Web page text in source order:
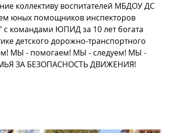
коллективу воспитателей МБДОУ ДС
юных помощников инспекторов
командами ЮПИД за 10 лет богата
детского дорожно-транспортного
МЫ - помогаем! МЫ - следуем! МЫ -
ЗА БЕЗОПАСНОСТЬ ДВИЖЕНИЯ!